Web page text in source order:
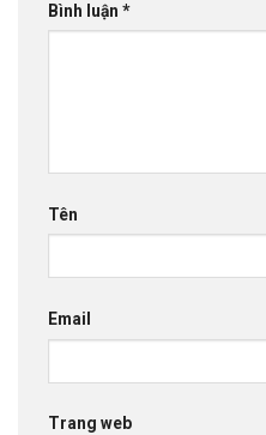
Bình luận *
Tên
Email
Trang web